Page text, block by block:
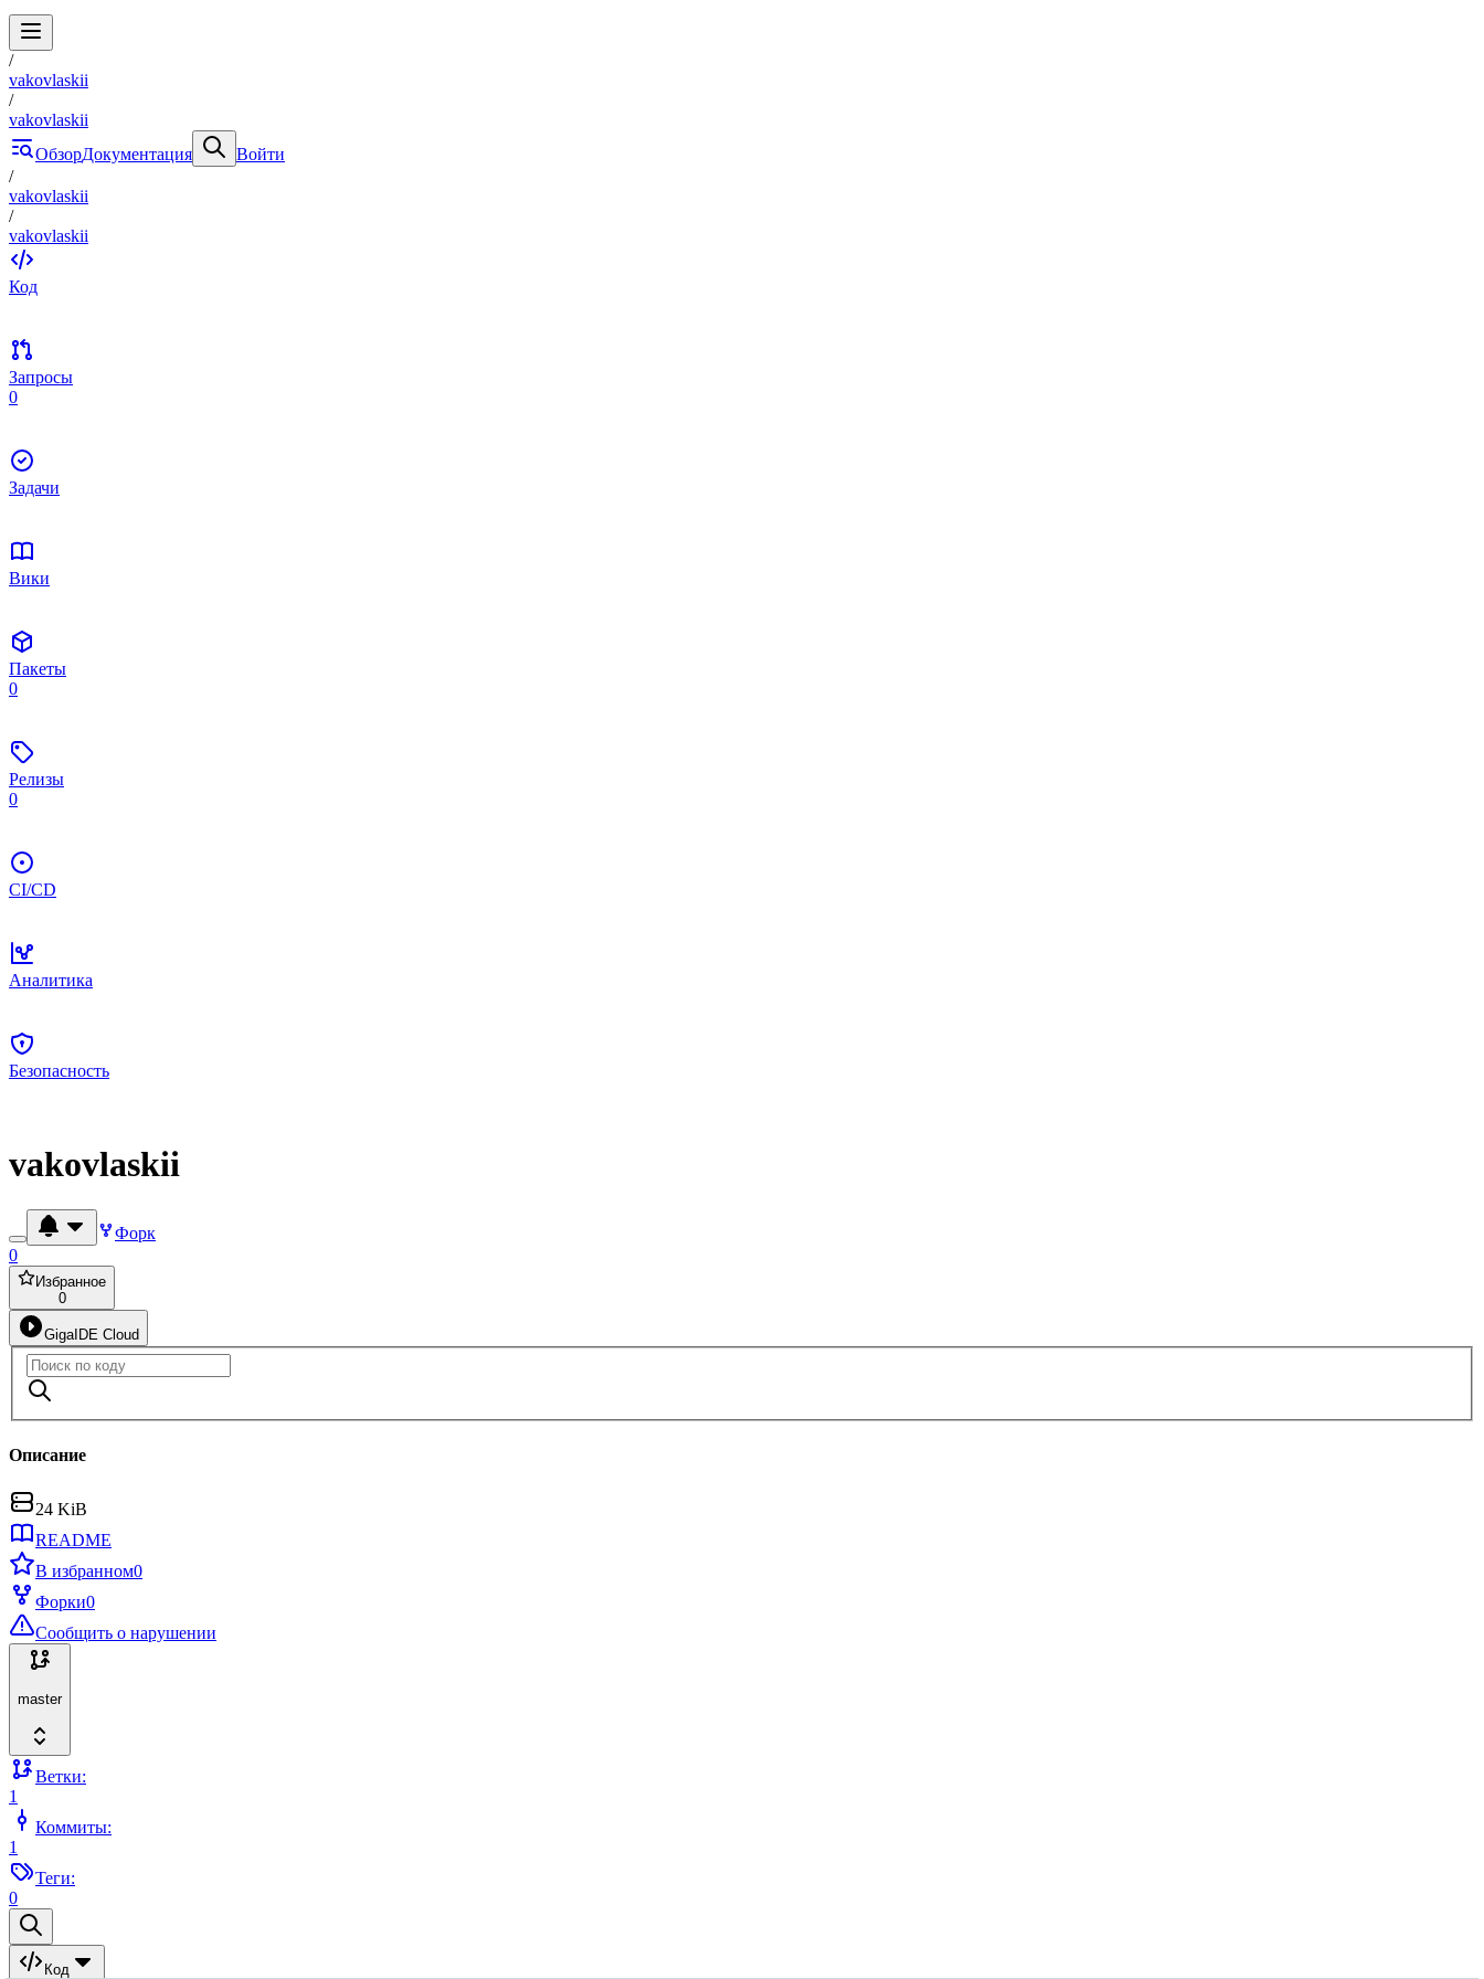
/
vakovlaskii
/
vakovlaskii
ОбзорДокументация
Войти
/
vakovlaskii
/
vakovlaskii
Код
Запросы
0
Задачи
Вики
Пакеты
0
Релизы
0
CI/CD
Аналитика
Безопасность
vakovlaskii
Форк
0
Избранное
0
GigaIDE Cloud
Описание
24 KiB
README
В избранном0
Форки0
Сообщить о нарушении
master
Ветки:
1
Коммиты:
1
Теги:
0
Код